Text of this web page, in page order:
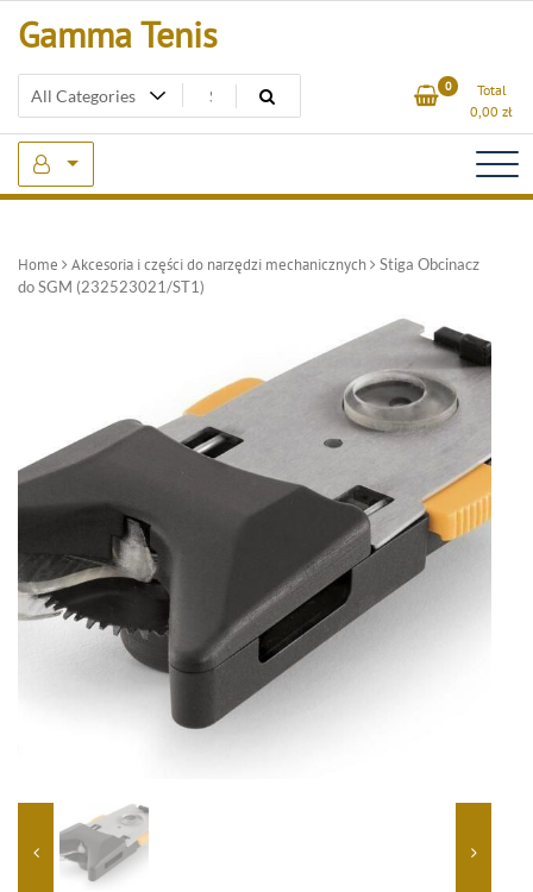
Gamma Tenis
0
Total
0,00 zł
Home Akcesoria i części do narzędzi mechanicznych
Stiga Obcinacz
do SGM (232523021/ST1)